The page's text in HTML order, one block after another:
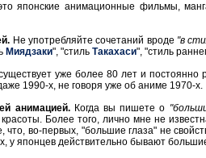
японские анимационные фильмы,
Не употребляйте сочетаний вроде "в
Миядзаки", "стиль Такахаси", "стиль
уже более 80 лет и постоянно
1990-х, не говоря уже об аниме 1970-х.
анимацией.Когда вы пишете о
Более того, лично мне не
что, во-первых, "большие глаза" не
у японцев действительно бывают